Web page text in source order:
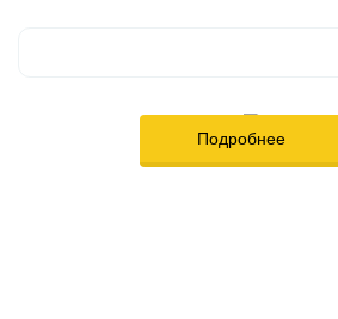
Подробнее